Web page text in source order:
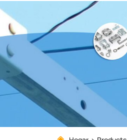
Distribución
Óptica
(ODF)